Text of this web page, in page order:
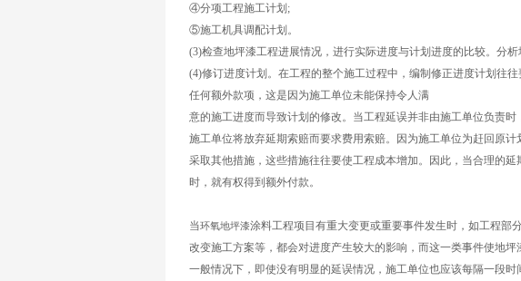
④分项工程施工计划;
⑤施工机具调配计划。
(3)检查地坪漆工程进展情况，进行实际进度与计划进度的比较。分
(4)修订进度计划。在工程的整个施工过程中，编制修正进度计划往
任何额外款项，这是因为施工单位未能保持令人满
意的施工进度而导致计划的修改。当工程延误并非由施工单位负责
施工单位将放弃延期索赔而要求费用索赔。因为施工单位为赶回原
采取其他措施，这些措施往往要使工程成本增加。因此，当合理的
时，就有权得到额外付款。
当环氧地坪漆涂料工程项目有重大变更或重要事件发生时，如工程部
改变施工方案等，都会对进度产生较大的影响，而这一类事件使地坪
一般情况下，即使没有明显的延误情况，施工单位也应该每隔一段